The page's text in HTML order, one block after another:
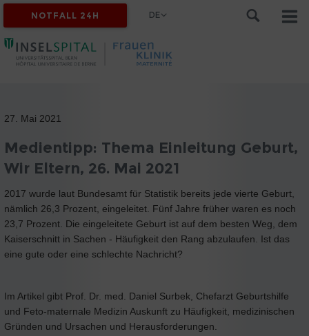
NOTFALL 24H DE
27. Mai 2021
Medientipp: Thema Einleitung Geburt,
Wir Eltern, 26. Mai 2021
2017 wurde laut Bundesamt für Statistik bereits jede vierte Geburt,
nämlich 26,3 Prozent, eingeleitet. Fünf Jahre früher waren es noch
23,7 Prozent. Die eingeleitete Geburt ist auf dem besten Weg, dem
Kaiserschnitt in Sachen - Häufigkeit den Rang abzulaufen. Ist das
eine gute oder eine schlechte Nachricht?
Im Artikel gibt Prof. Dr. med. Daniel Surbek, Chefarzt Geburtshilfe
und Feto-maternale Medizin Auskunft zu Häufigkeit, medizinischen
Gründen und Ursachen und Herausforderungen.